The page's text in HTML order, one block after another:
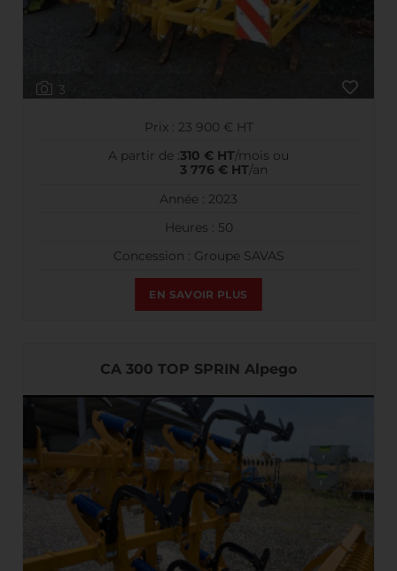
3
Prix : 23 900 € HT
A partir de :310 € HT/mois ou
3 776 € HT/an
Année : 2023
Heures : 50
Concession : Groupe SAVAS
EN SAVOIR PLUS
CA 300 TOP SPRIN Alpego